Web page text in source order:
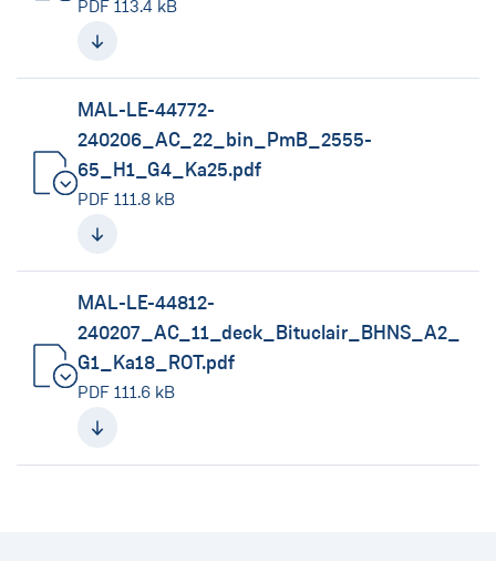
PDF 113.4 kB
MAL-LE-44772-
240206_AC_22_bin_PmB_2555-
65_H1_G4_Ka25.pdf
PDF 111.8 kB
(neues Fenster)
MAL-LE-44812-
240207_AC_11_deck_Bituclair_BHNS_A2_
G1_Ka18_ROT.pdf
PDF 111.6 kB
(neues Fenster)